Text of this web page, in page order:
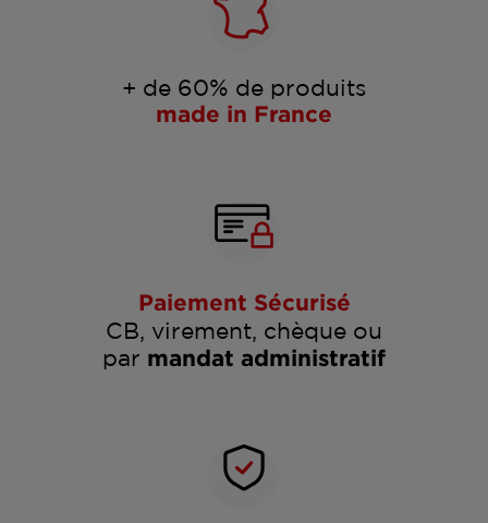
+ de 60% de produits
made in France
Paiement Sécurisé
CB, virement, chèque ou
par mandat administratif